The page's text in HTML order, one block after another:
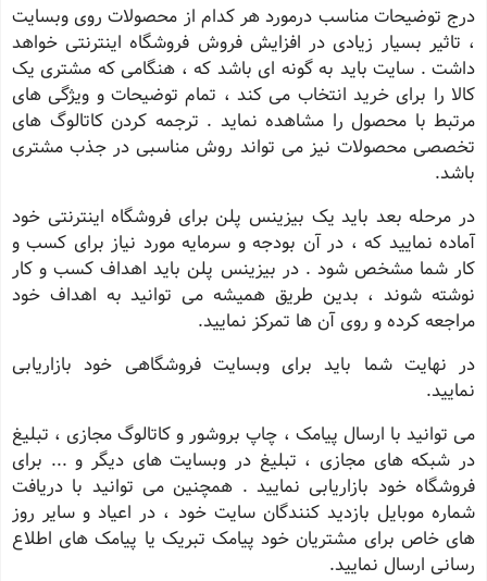
درج توضیحات مناسب درمورد هر کدام از محصولات روی وبسایت
، تاثیر بسیار زیادی در افزایش فروش فروشگاه اینترنتی خواهد
داشت . سایت باید به گونه ای باشد که ، هنگامی که مشتری یک
کالا را برای خرید انتخاب می کند ، تمام توضیحات و ویژگی های
مرتبط با محصول را مشاهده نماید . ترجمه کردن کاتالوگ های
تخصصی محصولات نیز می تواند روش مناسبی در جذب مشتری
باشد.
در مرحله بعد باید یک بیزینس پلن برای فروشگاه اینترنتی خود
آماده نمایید که ، در آن بودجه و سرمایه مورد نیاز برای کسب و
کار شما مشخص شود . در بیزینس پلن باید اهداف کسب و کار
نوشته شوند ، بدین طریق همیشه می توانید به اهداف خود
مراجعه کرده و روی آن ها تمرکز نمایید.
در نهایت شما باید برای وبسایت فروشگاهی خود بازاریابی
نمایید.
می توانید با ارسال پیامک ، چاپ بروشور و کاتالوگ مجازی ، تبلیغ
در شبکه های مجازی ، تبلیغ در وبسایت های دیگر و ... برای
فروشگاه خود بازاریابی نمایید . همچنین می توانید با دریافت
شماره موبایل بازدید کنندگان سایت خود ، در اعیاد و سایر روز
های خاص برای مشتریان خود پیامک تبریک یا پیامک های اطلاع
رسانی ارسال نمایید.